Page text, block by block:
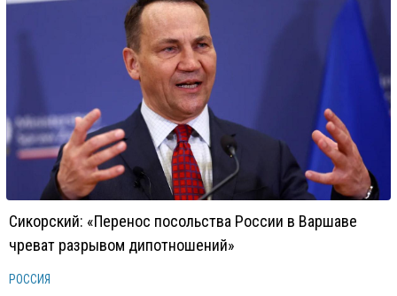
Сикорский: «Перенос посольства России в Варшаве
чреват разрывом дипотношений»
РОССИЯ